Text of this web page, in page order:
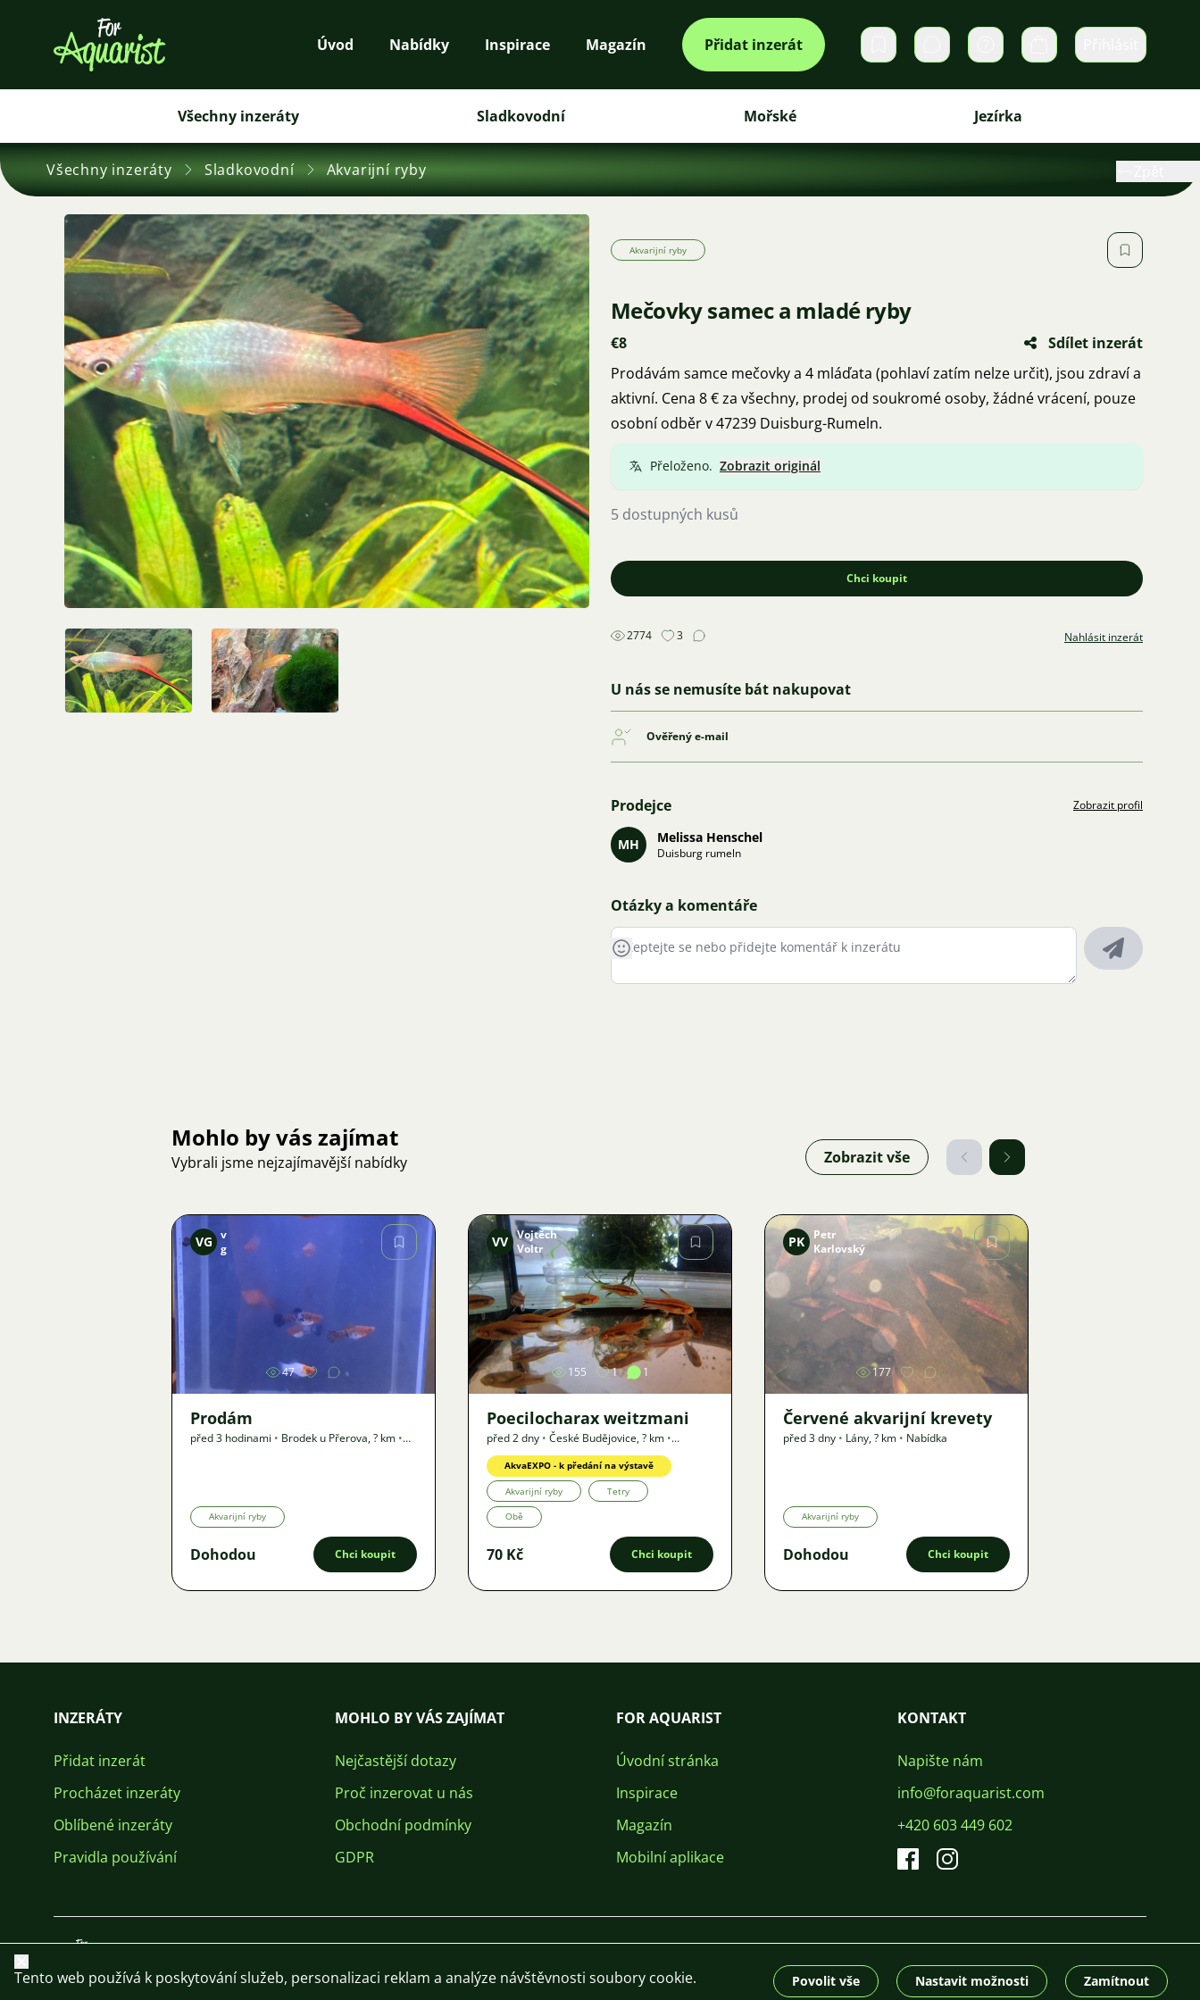
Úvod Nabídky Inspirace Magazín Přidat inzerát Soukromé zprávy Košík
Všechny inzeráty Sladkovodní Mořské Jezírka
Všechny inzeráty Sladkovodní Akvarijní ryby
Akvarijní ryby
Mečovky samec a mladé ryby
€8
Sdílet inzerát
Prodávám samce mečovky a 4 mláďata (pohlaví zatím nelze určit), jsou zdraví a
aktivní. Cena 8 € za všechny, prodej od soukromé osoby, žádné vrácení, pouze
osobní odběr v 47239 Duisburg-Rumeln.
Přeloženo. Zobrazit originál
5 dostupných kusů
Chci koupit
2774 3 Nahlásit inzerát
U nás se nemusíte bát nakupovat
Ověřený e-mail
Prodejce Zobrazit profil
MH Melissa Henschel
Duisburg rumeln
Otázky a komentáře
Mohlo by vás zajímat
Vybrali jsme nejzajímavější nabídky Zobrazit vše
Obrázek
VG v
g
47
Prodám
před 3 hodinami • Brodek u Přerova,? km •
Akvarijní ryby
Dohodou Chci koupit
Obrázek
VV Vojtěch
Voltr
155 1 1
Poecilocharax weitzmani
před 2 dny • České Budějovice,? km •
Nabídka
AkvaEXPO - k předání na výstavě
Akvarijní ryby Tetry
Obě
70 Kč Chci koupit
Obrázek
PK
Petr
Karlovský
177
Červené akvarijní krevety
před 3 dny • Lány,? km • Nabídka
Akvarijní ryby
Dohodou Chci koupit
INZERÁTY
Přidat inzerát
Procházet inzeráty
Oblíbené inzeráty
Pravidla používání
MOHLO BY VÁS ZAJÍMAT
Nejčastější dotazy
Proč inzerovat u nás
Obchodní podmínky
GDPR
FOR AQUARIST
Úvodní stránka
Inspirace
Magazín
Mobilní aplikace
KONTAKT
Napište nám
info@foraquarist.com
+420 603 449 602
Zavřít
Tento web používá k poskytování služeb, personalizaci reklam a analýze návštěvnosti soubory cookie. Povolit vše Nastavit možnosti Zamítnout